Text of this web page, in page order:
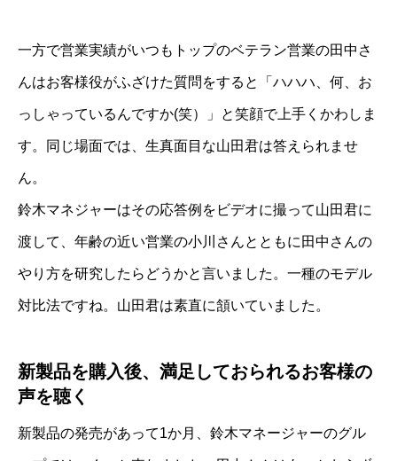
一方で営業実績がいつもトップのベテラン営業の田中さ
んはお客様役がふざけた質問をすると「ハハハ、何、お
っしゃっているんですか(笑）」と笑顔で上手くかわしま
す。同じ場面では、生真面目な山田君は答えられませ
ん。
鈴木マネジャーはその応答例をビデオに撮って山田君に
渡して、年齢の近い営業の小川さんとともに田中さんの
やり方を研究したらどうかと言いました。一種のモデル
対比法ですね。山田君は素直に頷いていました。
新製品を購入後、満足しておられるお客様の
声を聴く
新製品の発売があって1か月、鈴木マネージャーのグル